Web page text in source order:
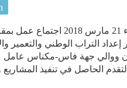
انعقد يوم الأربعاء 21
التراب الوطني والتعمير
ووالي جهة فاس-مكناس
الحاصل في تنفيذ المشاريع